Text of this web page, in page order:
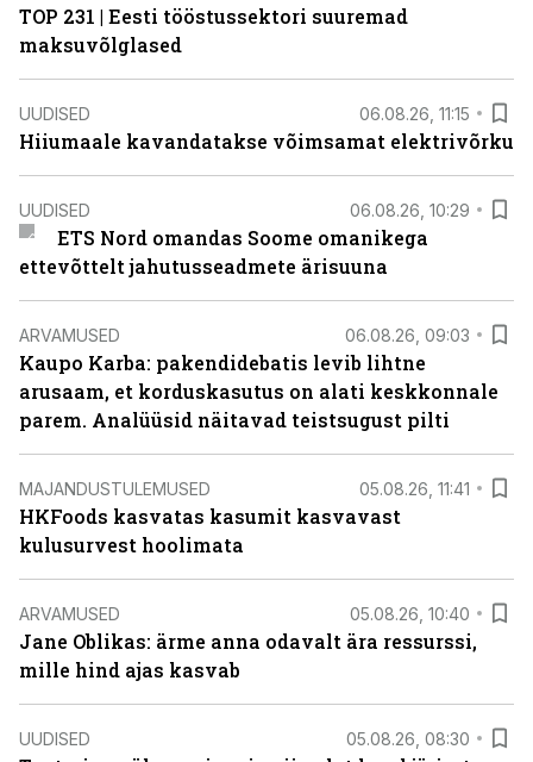
TOP 231 | Eesti tööstussektori suuremad
maksuvõlglased
UUDISED 06.08.26, 11:15
Hiiumaale kavandatakse võimsamat elektrivõrku
UUDISED 06.08.26, 10:29
ETS Nord omandas Soome omanikega
ettevõttelt jahutusseadmete ärisuuna
ARVAMUSED 06.08.26, 09:03
Kaupo Karba: pakendidebatis levib lihtne
arusaam, et korduskasutus on alati keskkonnale
parem. Analüüsid näitavad teistsugust pilti
MAJANDUSTULEMUSED 05.08.26, 11:41
HKFoods kasvatas kasumit kasvavast
kulusurvest hoolimata
ARVAMUSED 05.08.26, 10:40
Jane Oblikas: ärme anna odavalt ära ressurssi,
mille hind ajas kasvab
UUDISED 05.08.26, 08:30